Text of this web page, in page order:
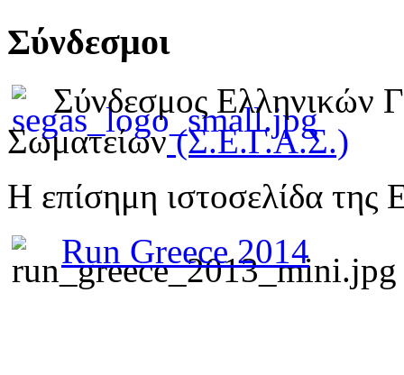
Σύνδεσμοι
Σύνδεσμος Ελληνικών
Σωματείων (Σ.Ε.Γ.Α.Σ.)
Η επίσημη ιστοσελίδα της
Run Greece 2014